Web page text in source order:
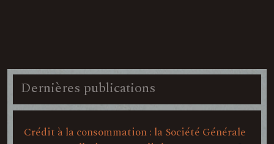
Dernières publications
Crédit à la consommation : la Société Générale